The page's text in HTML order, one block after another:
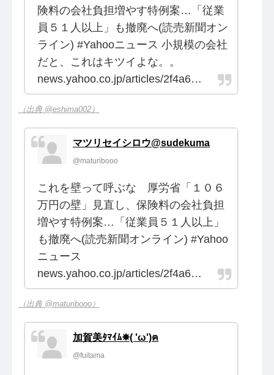
険料の会社負担増やす特例案…「従業
員５１人以上」も撤廃へ(読売新聞オン
ライン) #Yahooニュース 小規模の会社
だと、これはキツイよな。。
news.yahoo.co.jp/articles/2f4a6…
（出典 @eshima002）
マツリセイシロウ@sudekuma
@maturibooo
これを壁って呼ぶな 厚労省「１０６
万円の壁」見直し、保険料の会社負担
増やす特例案…「従業員５１人以上」
も撤廃へ(読売新聞オンライン) #Yahoo
ニュース
news.yahoo.co.jp/articles/2f4a6…
（出典 @maturibooo）
加賀美ﾀﾏｲﾑ✵( 'ω')ฅ
@fuitama